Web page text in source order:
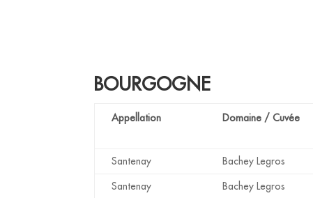
BOURGOGNE
Appellation Domaine / Cuvée
Santenay Bachey Legros
Santenay
Bachey Legros